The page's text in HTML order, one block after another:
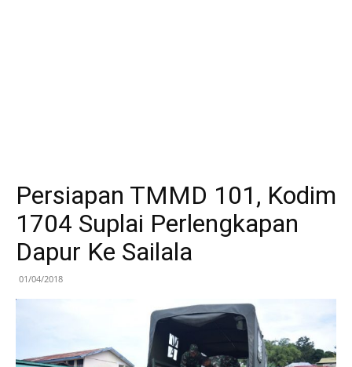
Persiapan TMMD 101, Kodim
1704 Suplai Perlengkapan
Dapur Ke Sailala
01/04/2018